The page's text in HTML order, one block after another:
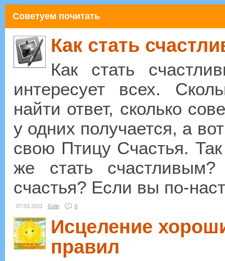
Советуем почитать
Как стать
Как стать
интересует всех.
найти ответ, сколько
у одних получается, а
свою Птицу Счастья.
же стать
счастья? Если вы по-
07.03.2011 Gelo 0
Исцеление
правил